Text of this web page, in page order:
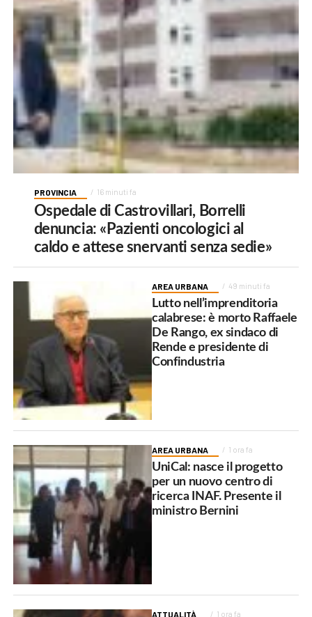
PROVINCIA 16 minuti fa
Ospedale di Castrovillari, Borrelli
denuncia: «Pazienti oncologici al
caldo e attese snervanti senza sedie»
AREA URBANA 49 minuti fa
Lutto nell’imprenditoria
calabrese: è morto Raffaele
De Rango, ex sindaco di
Rende e presidente di
Confindustria
AREA URBANA 1 ora fa
UniCal: nasce il progetto
per un nuovo centro di
ricerca INAF. Presente il
ministro Bernini
ATTUALITÀ 1 ora fa